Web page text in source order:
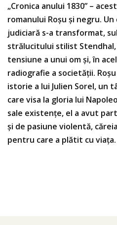
„Cronica anului 1830” –
romanului Roşu şi negru.
judiciară s-a transformat,
strălucitului stilist Stendhal,
tensiune a unui om şi, în
radiografie a societăţii.
istorie a lui Julien Sorel, un
care visa la gloria lui
sale existenţe, el a avut
şi de pasiune violentă,
pentru care a plătit cu viaţa.